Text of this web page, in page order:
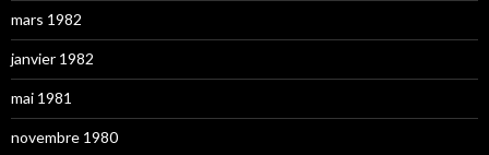
mars 1982
janvier 1982
mai 1981
novembre 1980